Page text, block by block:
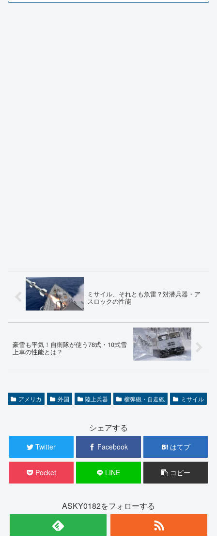
ミサイル、それとも魚雷？対潜兵器・ア
スロックの性能
豪雪も平気！自衛隊が使う78式・10式雪
上車の性能とは？
アメリカ 外国 陸上兵器 榴弾砲・自走砲 ミサイル
シェアする
Twitter Facebook はてブ
Pocket LINE コピー
ASKY0182をフォローする